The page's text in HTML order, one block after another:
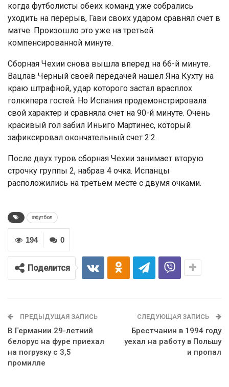
когда футболисты обеих команд уже собрались
уходить на перерыв, Гави своих ударом сравнял счет в
матче. Произошло это уже на третьей
компенсированной минуте.
Сборная Чехии снова вышла вперед на 66-й минуте.
Вацлав Черный своей передачей нашел Яна Кухту на
краю штрафной, удар которого застал врасплох
голкипера гостей. Но Испания продемонстрировала
свой характер и сравняла счет на 90-й минуте. Очень
красивый гол забил Иньиго Мартинес, который
зафиксировал окончательный счет 2:2.
После двух туров сборная Чехии занимает вторую
строчку группы 2, набрав 4 очка. Испанцы
расположились на третьем месте с двумя очками.
#футбол
0
194
Поделится
ПРЕДЫДУЩАЯ ЗАПИСЬ
В Германии 29-летний
белорус на фуре приехал
на погрузку с 3,5
промилле
СЛЕДУЮЩАЯ ЗАПИСЬ
Брестчанин в 1994 году
уехал на работу в Польшу
и пропал